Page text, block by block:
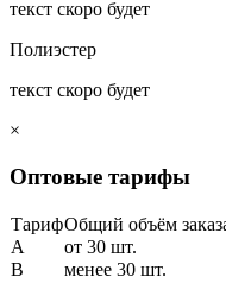
текст скоро будет
Полиэстер
текст скоро будет
×
Оптовые тарифы
ТарифОбщий объём
A
от 30 шт.
B
менее 30 шт.